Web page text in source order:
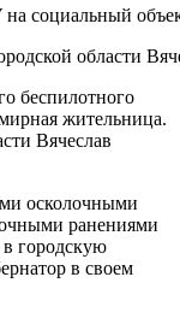
области
беспилотного
жительница.
Вячеслав
осколочными
ранениями
городскую
в своем